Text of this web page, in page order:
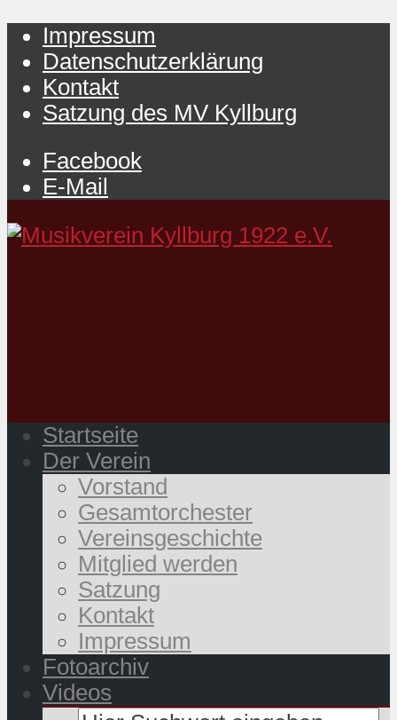
Impressum
Datenschutzerklärung
Kontakt
Satzung des MV Kyllburg
Facebook
E-Mail
Startseite
Der Verein
Vorstand
Gesamtorchester
Vereinsgeschichte
Mitglied werden
Satzung
Kontakt
Impressum
Fotoarchiv
Videos